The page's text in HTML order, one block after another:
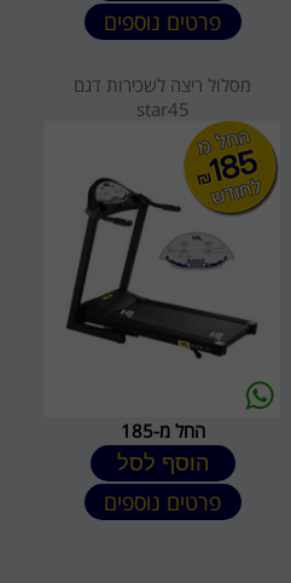
פרטים נוספים
מסלול ריצה לשכירות דגם
star45
החל מ-185
הוסף לסל
פרטים נוספים